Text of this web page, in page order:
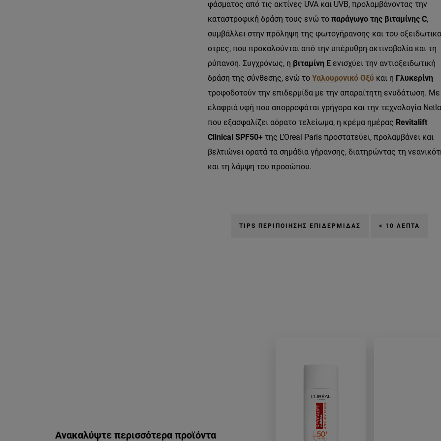
φάσματος από τις ακτίνες UVA και UVB, προλαμβάνοντας την
καταστροφική δράση τους ενώ το παράγωγο της βιταμίνης C,
συμβάλλει στην πρόληψη της φωτογήρανσης και του
στρες, που προκαλούνται από την υπέρυθρη ακτινοβολία και τη
ρύπανση. Συγχρόνως, η βιταμίνη Ε ενισχύει την αντιοξειδωτική
δράση της σύνθεσης, ενώ το Υαλουρονικό Οξύ και η Γλυκερίνη
τροφοδοτούν την επιδερμίδα με την απαραίτητη ενυδάτωση. Με
ελαφριά υφή που απορροφάται γρήγορα και την τεχνολογία
που εξασφαλίζει αόρατο τελείωμα, η κρέμα ημέρας Revitalift
Clinical SPF50+ της L’Oreal Paris προστατεύει, προλαμβάνει και
βελτιώνει ορατά τα σημάδια γήρανσης, διατηρώντας τη
και τη λάμψη του προσώπου.
TIPS ΠΕΡΙΠΟΊΗΣΗΣ ΕΠΙΔΕΡΜΊΔΑΣ < 10 ΛΕΠΤΆ
Ανακαλύψτε περισσότερα προϊόντα